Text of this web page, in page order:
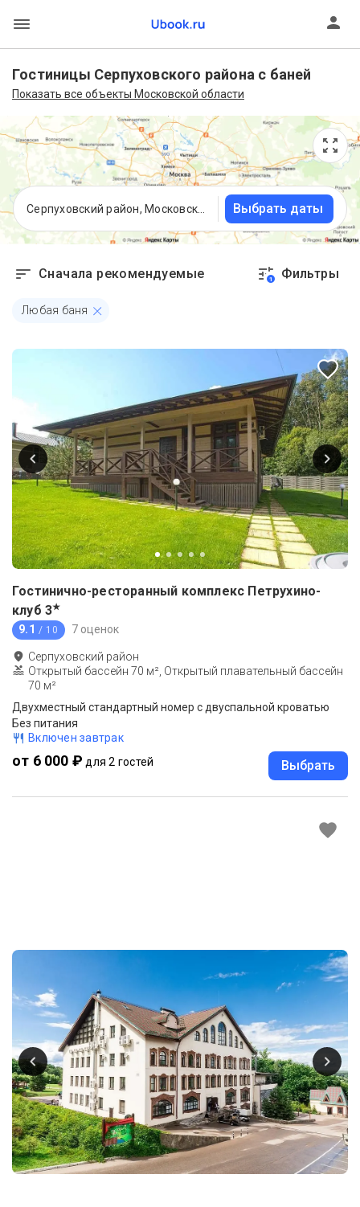
Гостиницы Серпуховского района с баней
Показать все объекты Московской области
Выбрать даты
Сначала рекомендуемые 1 Фильтры
Любая баня
Гостинично-ресторанный комплекс Петрухино-
клуб 3★
9.1 / 10 7 оценок
Серпуховский район
Открытый бассейн 70 м², Открытый плавательный бассейн
70 м²
Двухместный стандартный номер c двуспальной кроватью
Без питания
Включен завтрак
от 6 000 ₽ для 2 гостей Выбрать